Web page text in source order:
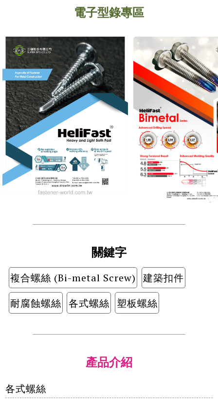
電子型錄專區
關鍵字
複合螺絲 (Bi-metal Screw)
建築扣件
耐腐蝕螺絲 各式螺絲 塑板螺絲
產品介紹
各式螺絲